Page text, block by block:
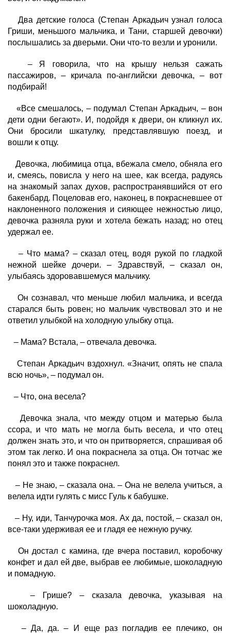
Два детские голоса (Степан Аркадьич узнал голоса
Гриши, меньшого мальчика, и Тани, старшей девочки)
послышались за дверьми. Они что-то везли и уронили.
– Я говорила, что на крышу нельзя сажать
пассажиров, – кричала по-английски девочка, – вот
подбирай!
«Все смешалось, – подумал Степан Аркадьич, – вон
дети одни бегают». И, подойдя к двери, он кликнул их.
Они бросили шкатулку, представлявшую поезд, и
вошли к отцу.
Девочка, любимица отца, вбежала смело, обняла его
и, смеясь, повисла у него на шее, как всегда, радуясь
на знакомый запах духов, распространявшийся от его
бакенбард. Поцеловав его, наконец, в покрасневшее от
наклоненного положения и сияющее нежностью лицо,
девочка разняла руки и хотела бежать назад; но отец
удержал ее.
– Что мама? – сказал отец, водя рукой по гладкой
нежной шейке дочери. – Здравствуй, – сказал он,
улыбаясь здоровавшемуся мальчику.
Он сознавал, что меньше любил мальчика, и всегда
старался быть ровен; но мальчик чувствовал это и не
ответил улыбкой на холодную улыбку отца.
– Мама? Встала, – отвечала девочка.
Степан Аркадьич вздохнул. «Значит, опять не спала
всю ночь», – подумал он.
– Что, она весела?
Девочка знала, что между отцом и матерью была
ссора, и что мать не могла быть весела, и что отец
должен знать это, и что он притворяется, спрашивая об
этом так легко. И она покраснела за отца. Он тотчас же
понял это и также покраснел.
– Не знаю, – сказала она. – Она не велела учиться, а
велела идти гулять с мисс Гуль к бабушке.
– Ну, иди, Танчурочка моя. Ах да, постой, – сказал он,
все-таки удерживая ее и гладя ее нежную ручку.
Он достал с камина, где вчера поставил, коробочку
конфет и дал ей две, выбрав ее любимые, шоколадную
и помадную.
– Грише? – сказала девочка, указывая на
шоколадную.
– Да, да. – И еще раз погладив ее плечико, он